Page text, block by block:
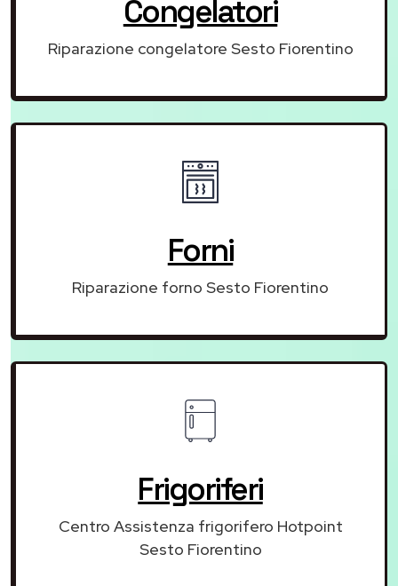
Congelatori
Riparazione congelatore Sesto Fiorentino
Forni
Riparazione forno Sesto Fiorentino
Frigoriferi
Centro Assistenza frigorifero Hotpoint
Sesto Fiorentino